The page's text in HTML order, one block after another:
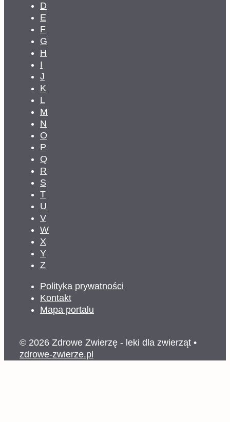
D
E
F
G
H
I
J
K
L
M
N
O
P
Q
R
S
T
U
V
W
X
Y
Z
Polityka prywatności
Kontakt
Mapa portalu
© 2026 Zdrowe Zwierzę - leki dla zwierząt •
zdrowe-zwierze.pl